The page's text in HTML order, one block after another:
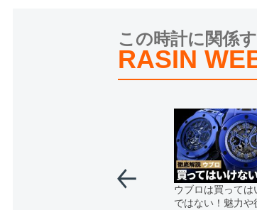
この時計に関係
RASIN
ウブロは買っては
ではない！魅力や